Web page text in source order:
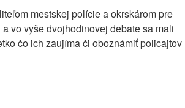
mestskej polície a okrskárom pre
vo vyše dvojhodinovej debate sa mali
čo ich zaujíma či oboznámiť policajtov